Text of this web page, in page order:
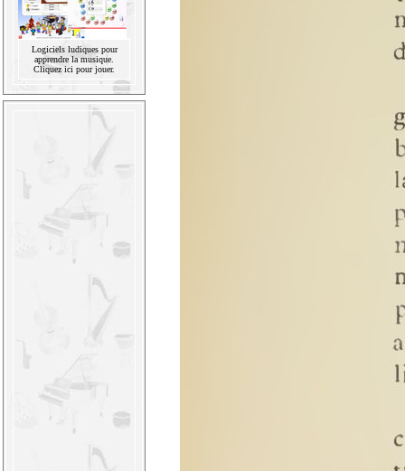
Logiciels ludiques pour
apprendre la musique.
Cliquez ici pour jouer.